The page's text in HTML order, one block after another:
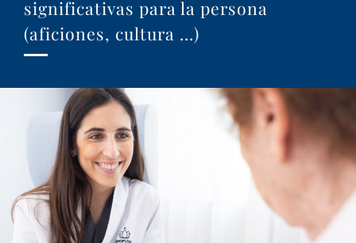
significativas para la persona
(aficiones, cultura …)